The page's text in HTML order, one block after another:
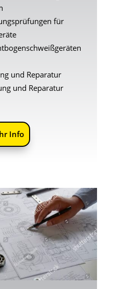
für
und Reparatur
und Reparatur
Info